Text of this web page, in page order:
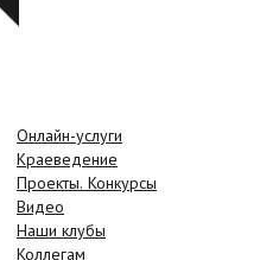
Онлайн-услуги
Краеведение
Проекты. Конкурсы
Видео
Наши клубы
Коллегам